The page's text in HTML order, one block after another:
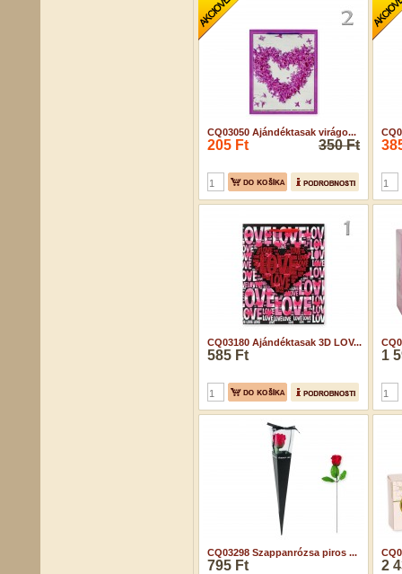
CQ03050 Ajándéktasak virágo...
205 Ft 350 Ft
CQ03180 Ajándéktasak 3D LOV...
585 Ft 1
CQ03298 Szappanrózsa piros ...
795 Ft 2